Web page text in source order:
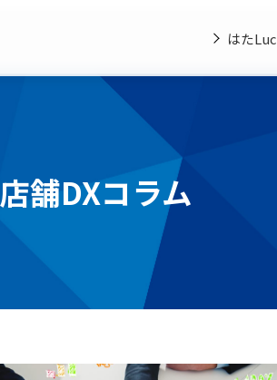
はた
店舗DXコラム